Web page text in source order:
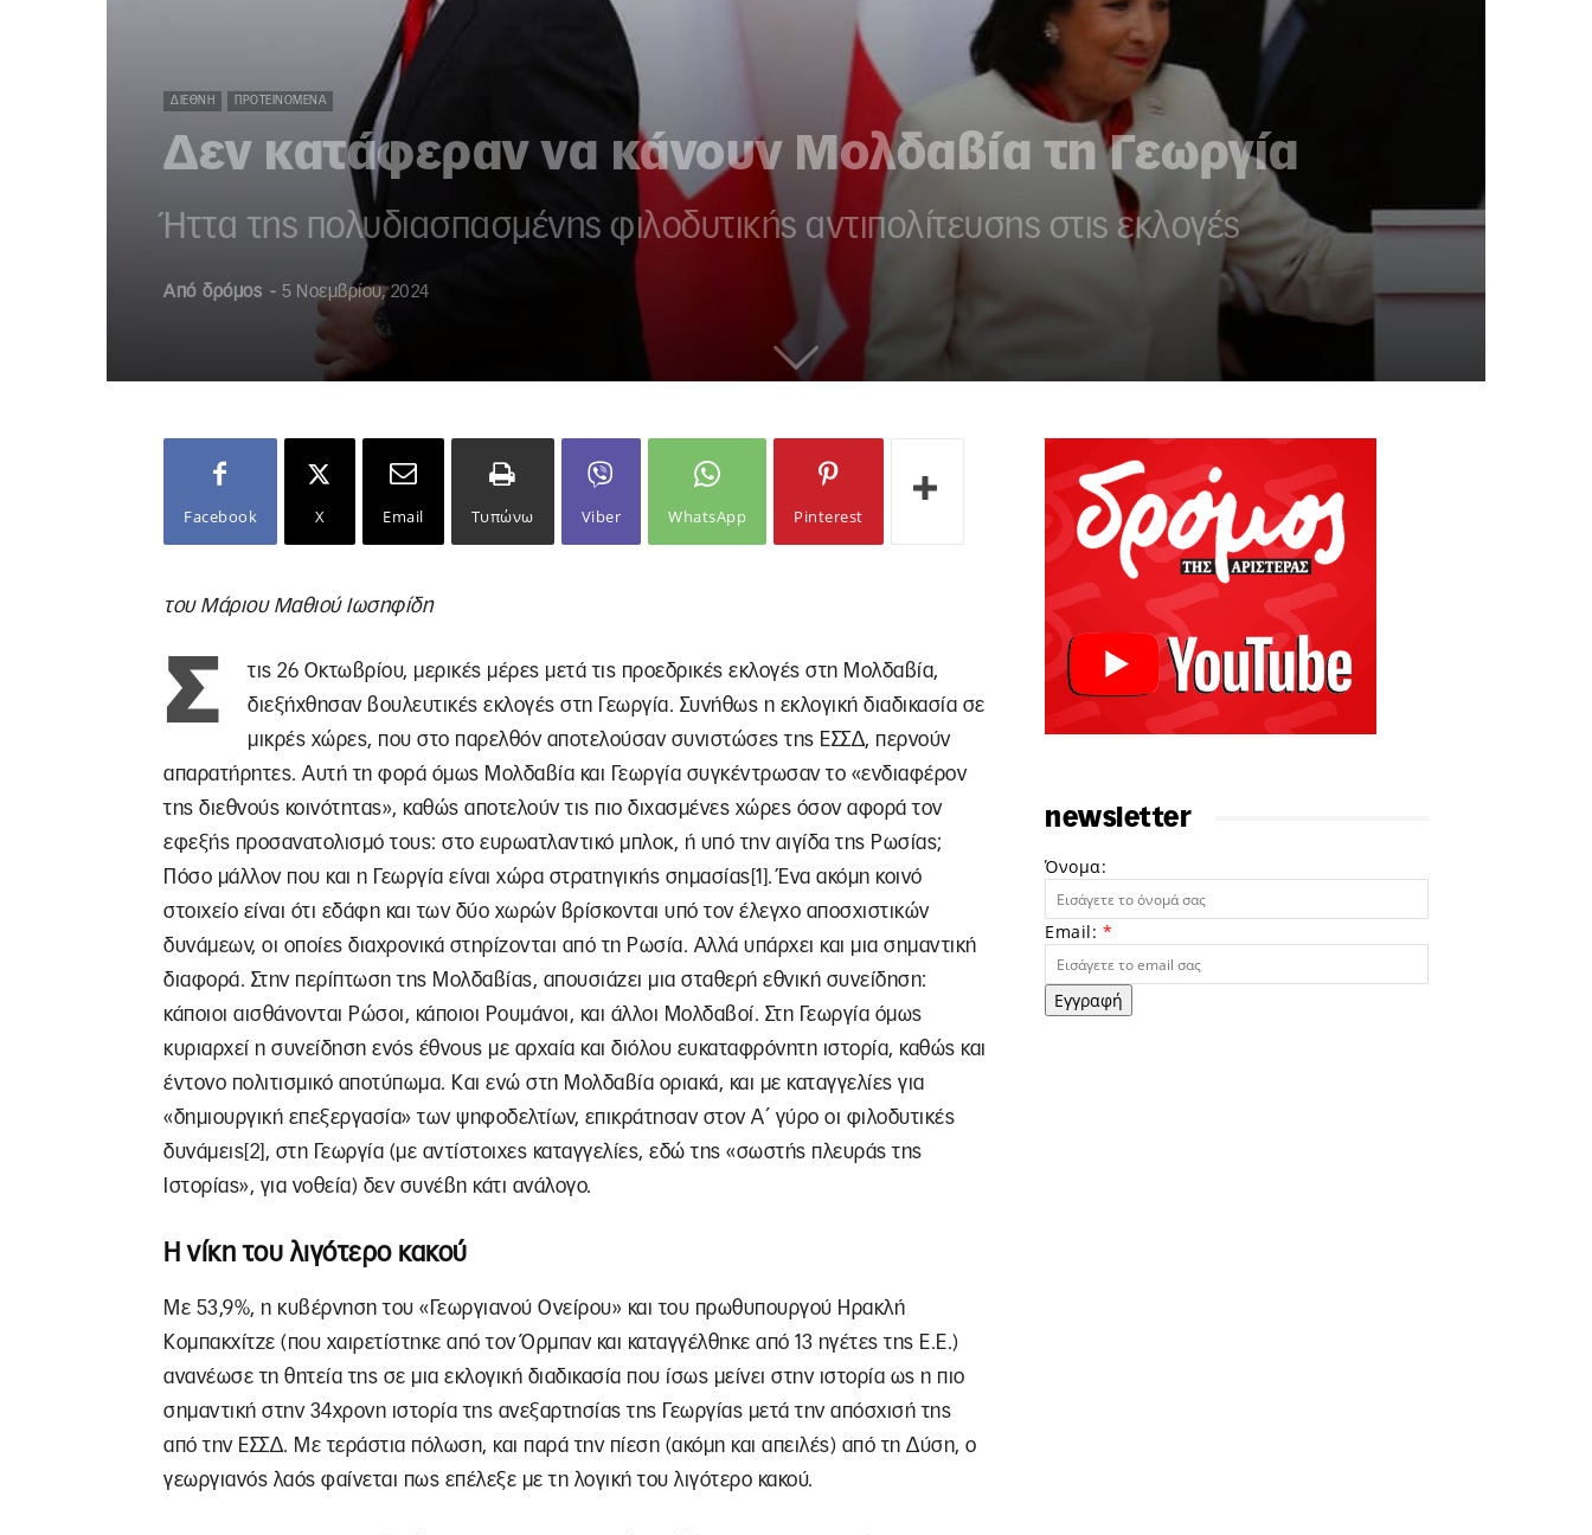
ΔΙΕΘΝΉ ΠΡΟΤΕΙΝΌΜΕΝΑ
Δεν κατάφεραν να κάνουν Μολδαβία τη Γεωργία
Ήττα της πολυδιασπασμένης φιλοδυτικής αντιπολίτευσης στις εκλογές
Από δρόμος - 5 Νοεμβρίου, 2024
Facebook X Email Τυπώνω Viber WhatsApp Pinterest
του Μάριου Μαθιού Ιωσηφίδη
Σ
τις 26 Οκτωβρίου, μερικές μέρες μετά τις προεδρικές εκλογές στη Μολδαβία,
διεξήχθησαν βουλευτικές εκλογές στη Γεωργία. Συνήθως η εκλογική διαδικασία σε
μικρές χώρες, που στο παρελθόν αποτελούσαν συνιστώσες της ΕΣΣΔ, περνούν
απαρατήρητες. Αυτή τη φορά όμως Μολδαβία και Γεωργία συγκέντρωσαν το «ενδιαφέρον
της διεθνούς κοινότητας», καθώς αποτελούν τις πιο διχασμένες χώρες όσον αφορά τον
εφεξής προσανατολισμό τους: στο ευρωατλαντικό μπλοκ, ή υπό την αιγίδα της Ρωσίας;
Πόσο μάλλον που και η Γεωργία είναι χώρα στρατηγικής σημασίας[1]. Ένα ακόμη κοινό
στοιχείο είναι ότι εδάφη και των δύο χωρών βρίσκονται υπό τον έλεγχο αποσχιστικών
δυνάμεων, οι οποίες διαχρονικά στηρίζονται από τη Ρωσία. Αλλά υπάρχει και μια σημαντική
διαφορά. Στην περίπτωση της Μολδαβίας, απουσιάζει μια σταθερή εθνική συνείδηση:
κάποιοι αισθάνονται Ρώσοι, κάποιοι Ρουμάνοι, και άλλοι Μολδαβοί. Στη Γεωργία όμως
κυριαρχεί η συνείδηση ενός έθνους με αρχαία και διόλου ευκαταφρόνητη ιστορία, καθώς και
έντονο πολιτισμικό αποτύπωμα. Και ενώ στη Μολδαβία οριακά, και με καταγγελίες για
«δημιουργική επεξεργασία» των ψηφοδελτίων, επικράτησαν στον Α΄ γύρο οι φιλοδυτικές
δυνάμεις[2], στη Γεωργία (με αντίστοιχες καταγγελίες, εδώ της «σωστής πλευράς της
Ιστορίας», για νοθεία) δεν συνέβη κάτι ανάλογο.
Η νίκη του λιγότερο κακού
Με 53,9%, η κυβέρνηση του «Γεωργιανού Ονείρου» και του πρωθυπουργού Ηρακλή
Κομπακχίτζε (που χαιρετίστηκε από τον Όρμπαν και καταγγέλθηκε από 13 ηγέτες της Ε.Ε.)
ανανέωσε τη θητεία της σε μια εκλογική διαδικασία που ίσως μείνει στην ιστορία ως η πιο
σημαντική στην 34χρονη ιστορία της ανεξαρτησίας της Γεωργίας μετά την απόσχισή της
από την ΕΣΣΔ. Με τεράστια πόλωση, και παρά την πίεση (ακόμη και απειλές) από τη Δύση, ο
γεωργιανός λαός φαίνεται πως επέλεξε με τη λογική του λιγότερο κακού.
newsletter
Όνομα:
Email: *
Εγγραφή